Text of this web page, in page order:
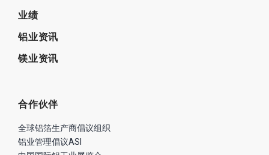
业绩
铝业资讯
镁业资讯
合作伙伴
全球铝箔生产商倡议组织
铝业管理倡议ASI